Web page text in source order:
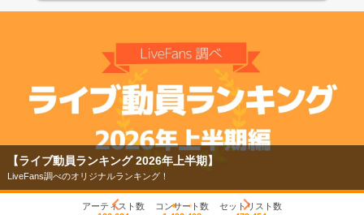
【ライブ動員ランキング 2026年上半期】
LiveFans調べのオリジナルランキング！
アーティスト数
コンサート数
セットリスト数